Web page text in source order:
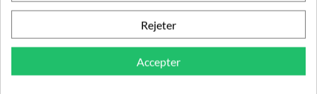
DE LA MEME MARQUE
Rejeter
Accepter